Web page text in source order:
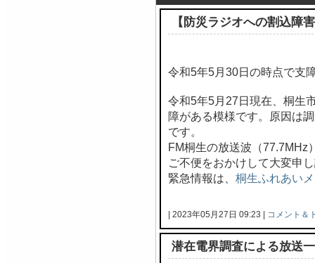
【防災ラジオへの割込障
令和5年5月30日の時点で支
令和5年5月27日現在、桐生
障がある模様です。原因は
です。
FM桐生の放送波（77.7MHz
ご不便をおかけして大変申
緊急情報は、 桐生ふれあい
| 2023年05月27日 09:23 | コメント＆
潜在電界調査による放送